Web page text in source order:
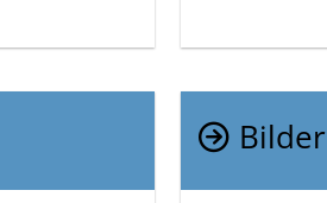
Bilder